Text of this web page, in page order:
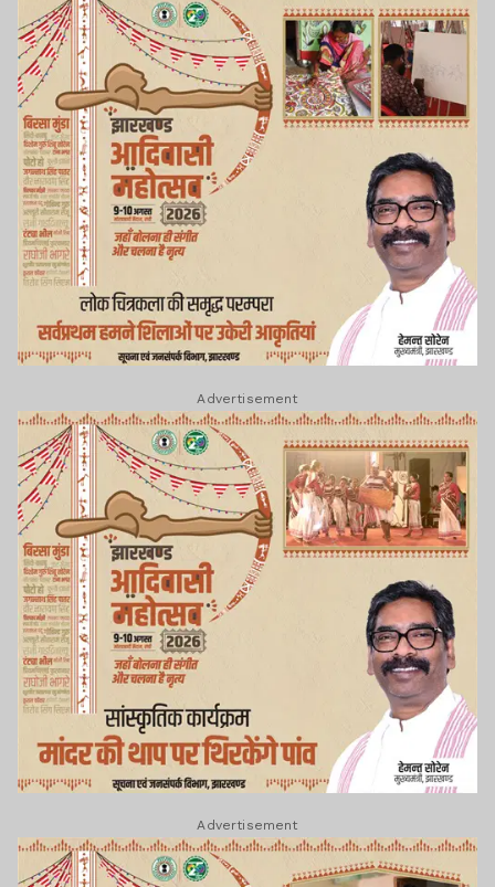
Advertisement
Advertisement